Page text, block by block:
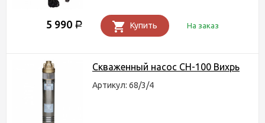
5 990 Р Купить На заказ
Скваженный насос СН-100 Вихрь
Артикул: 68/3/4